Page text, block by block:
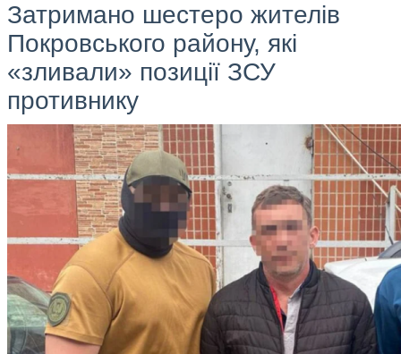
Затримано шестеро жителів
Покровського району, які
«зливали» позиції ЗСУ
противнику